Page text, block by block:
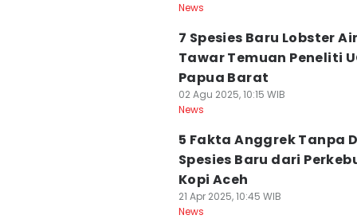
News
7 Spesies Baru Lobster
Tawar Temuan Peneliti
Papua Barat
02 Agu 2025, 10:15 WIB
News
5 Fakta Anggrek Tanpa
Spesies Baru dari
Kopi Aceh
21 Apr 2025, 10:45 WIB
News